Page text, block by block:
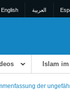
English العربية
Islam
der